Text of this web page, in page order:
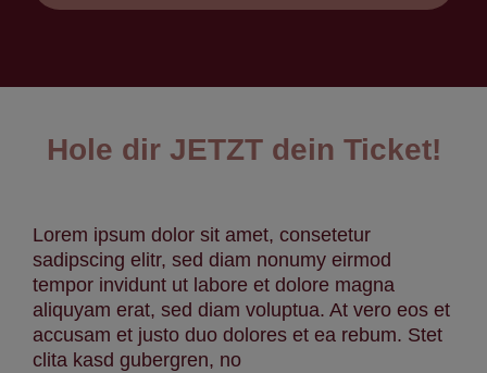
Hole dir JETZT dein Ticket!
Lorem ipsum dolor sit amet, consetetur
sadipscing elitr, sed diam nonumy eirmod
tempor invidunt ut labore et dolore magna
aliquyam erat, sed diam voluptua. At vero eos et
accusam et justo duo dolores et ea rebum. Stet
clita kasd gubergren, no